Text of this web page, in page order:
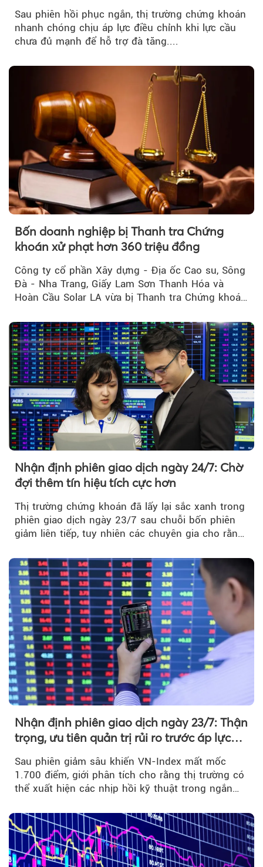
Sau phiên hồi phục ngắn, thị trường chứng khoán
nhanh chóng chịu áp lực điều chỉnh khi lực cầu
chưa đủ mạnh để hỗ trợ đà tăng....
Bốn doanh nghiệp bị Thanh tra Chứng
khoán xử phạt hơn 360 triệu đồng
Công ty cổ phần Xây dựng - Địa ốc Cao su, Sông
Đà - Nha Trang, Giấy Lam Sơn Thanh Hóa và
Hoàn Cầu Solar LA vừa bị Thanh tra Chứng khoán
do vi phạm quy định về công bố thông tin trên
thị trường chứng khoán.
Nhận định phiên giao dịch ngày 24/7: Chờ
đợi thêm tín hiệu tích cực hơn
Thị trường chứng khoán đã lấy lại sắc xanh trong
phiên giao dịch ngày 23/7 sau chuỗi bốn phiên
giảm liên tiếp, tuy nhiên các chuyên gia cho rằng
Nhận định phiên giao dịch ngày 23/7: Thận
trọng, ưu tiên quản trị rủi ro trước áp lực
Sau phiên giảm sâu khiến VN-Index mất mốc
1.700 điểm, giới phân tích cho rằng thị trường có
thể xuất hiện các nhịp hồi kỹ thuật trong ngắn